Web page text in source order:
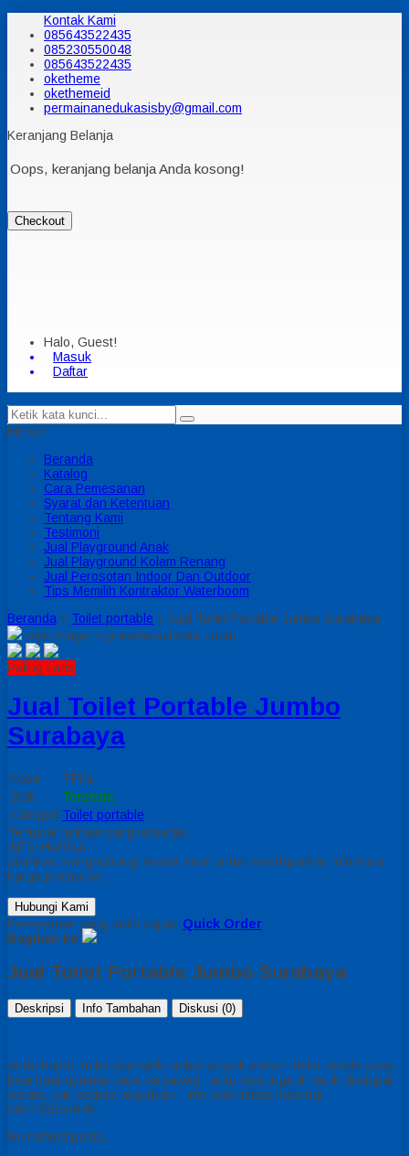
Kontak Kami
085643522435
085230550048
085643522435
oketheme
okethemeid
permainanedukasisby@gmail.com
Keranjang Belanja
Oops, keranjang belanja Anda kosong!
Checkout
Halo, Guest!
Masuk
Daftar
MENU
Beranda
Katalog
Cara Pemesanan
Syarat dan Ketentuan
Tentang Kami
Testimoni
Jual Playground Anak
Jual Playground Kolam Renang
Jual Perosotan Indoor Dan Outdoor
Tips Memilih Kontraktor Waterboom
Beranda » Toilet portable » Jual Toilet Portable Jumbo Surabaya
click image to preview activate zoom
Paling Laris
Jual Toilet Portable Jumbo
Surabaya
Kode
TP01
Stok
Tersedia
Kategori Toilet portable
Tentukan pilihan yang tersedia!
INFO HARGA
Silahkan menghubungi kontak kami untuk mendapatkan informasi
harga produk ini.
Hubungi Kami
Pemesanan yang lebih cepat! Quick Order
Bagikan ke
Jual Toilet Portable Jumbo Surabaya
Deskripsi Info Tambahan Diskusi (0)
Anda butuh Toilet poertable untuk proyek anda? toilet simple yang
bisa buat nyaman para karyawan , atau bisa juga di taruh ditempat
wisata, yuk segera wujudkan , info lebih lanjut hubungi
085230550048.
No related posts.